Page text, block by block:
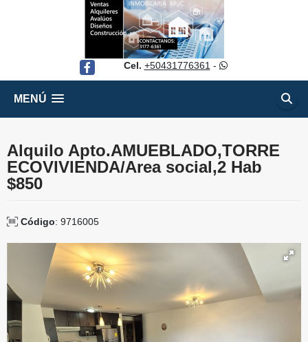
Facebook Cel. +50431776361 -
MENÚ
Alquilo Apto.AMUEBLADO,TORRE
ECOVIVIENDA/Area social,2 Hab
$850
Código: 9716005